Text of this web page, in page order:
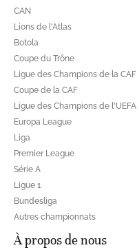
CAN
Lions de l'Atlas
Botola
Coupe du Trône
Ligue des Champions de la CAF
Coupe de la CAF
Ligue des Champions de l'UEFA
Europa League
Liga
Premier League
Série A
Ligue 1
Bundesliga
Autres championnats
À propos de nous